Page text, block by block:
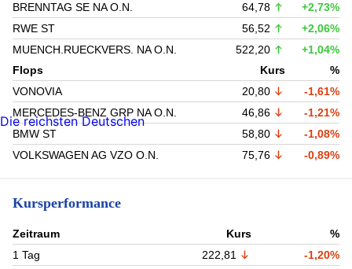
BRENNTAG SE NA O.N.
64,78
+2,73%
RWE ST
56,52
+2,06%
MUENCH.RUECKVERS. NA O.N.
522,20
+1,04%
Flops
Kurs
%
VONOVIA
20,80
-1,61%
MERCEDES-BENZ GRP NA O.N.
46,86
-1,21%
BMW ST
58,80
-1,08%
VOLKSWAGEN AG VZO O.N.
75,76 -0,89%
Kursperformance
Zeitraum Kurs
%
1 Tag
222,81
-1,20%
Die reichsten Deutschen